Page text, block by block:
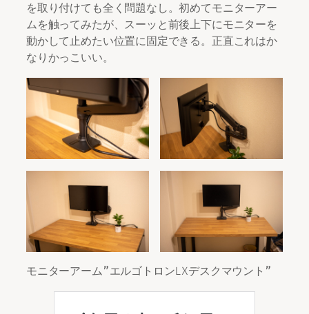
を取り付けても全く問題なし。初めてモニターアー
ムを触ってみたが、スーッと前後上下にモニターを
動かして止めたい位置に固定できる。正直これはか
なりかっこいい。
モニターアーム”エルゴトロンLXデスクマウント”